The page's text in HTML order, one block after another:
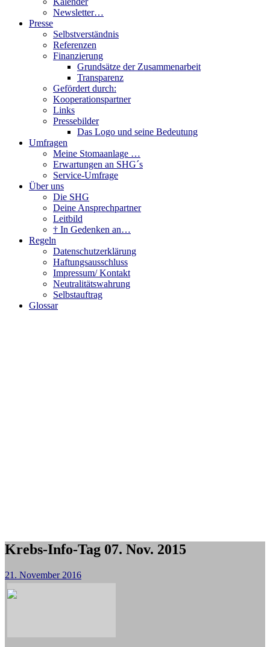
Newsletter…
Presse
Selbstverständnis
Referenzen
Finanzierung
Grundsätze der Zusammenarbeit
Transparenz
Gefördert durch:
Kooperationspartner
Links
Pressebilder
Das Logo und seine Bedeutung
Umfragen
Meine Stomaanlage …
Erwartungen an SHG´s
Service-Umfrage
Über uns
Die SHG
Deine Ansprechpartner
Leitbild
† In Gedenken an…
Regeln
Datenschutzerklärung
Haftungsausschluss
Impressum/ Kontakt
Neutralitätswahrung
Selbstauftrag
Glossar
Krebs-Info-Tag 07. Nov. 2015
21. November 2016